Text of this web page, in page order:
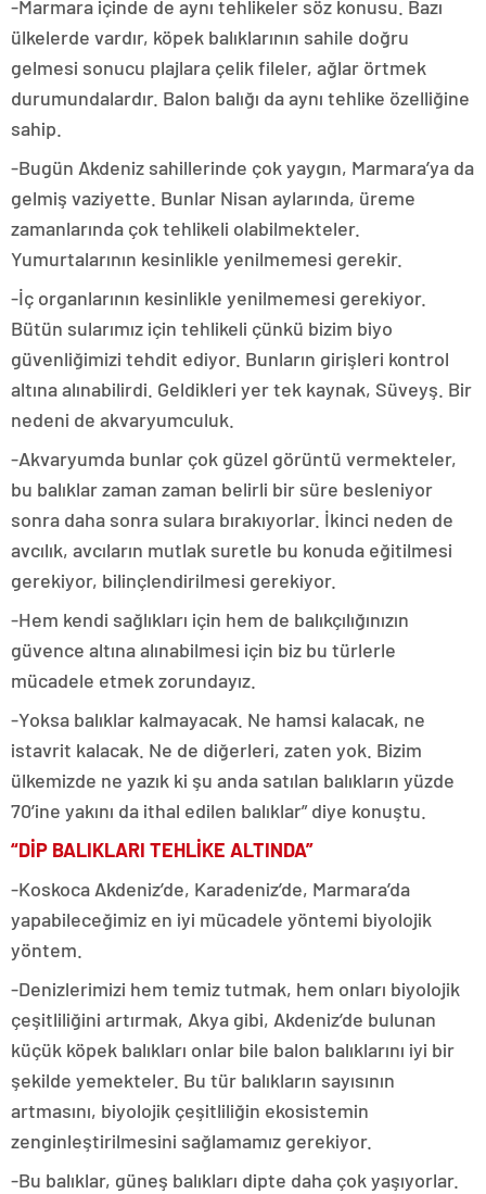
-Marmara içinde de aynı tehlikeler söz konusu. Bazı
ülkelerde vardır, köpek balıklarının sahile doğru
gelmesi sonucu plajlara çelik fileler, ağlar örtmek
durumundalardır. Balon balığı da aynı tehlike özelliğine
sahip.
-Bugün Akdeniz sahillerinde çok yaygın, Marmara’ya da
gelmiş vaziyette. Bunlar Nisan aylarında, üreme
zamanlarında çok tehlikeli olabilmekteler.
Yumurtalarının kesinlikle yenilmemesi gerekir.
-İç organlarının kesinlikle yenilmemesi gerekiyor.
Bütün sularımız için tehlikeli çünkü bizim biyo
güvenliğimizi tehdit ediyor. Bunların girişleri kontrol
altına alınabilirdi. Geldikleri yer tek kaynak, Süveyş. Bir
nedeni de akvaryumculuk.
-Akvaryumda bunlar çok güzel görüntü vermekteler,
bu balıklar zaman zaman belirli bir süre besleniyor
sonra daha sonra sulara bırakıyorlar. İkinci neden de
avcılık, avcıların mutlak suretle bu konuda eğitilmesi
gerekiyor, bilinçlendirilmesi gerekiyor.
-Hem kendi sağlıkları için hem de balıkçılığınızın
güvence altına alınabilmesi için biz bu türlerle
mücadele etmek zorundayız.
-Yoksa balıklar kalmayacak. Ne hamsi kalacak, ne
istavrit kalacak. Ne de diğerleri, zaten yok. Bizim
ülkemizde ne yazık ki şu anda satılan balıkların yüzde
70’ine yakını da ithal edilen balıklar” diye konuştu.
“DİP BALIKLARI TEHLİKE ALTINDA”
-Koskoca Akdeniz’de, Karadeniz’de, Marmara’da
yapabileceğimiz en iyi mücadele yöntemi biyolojik
yöntem.
-Denizlerimizi hem temiz tutmak, hem onları biyolojik
çeşitliliğini artırmak, Akya gibi, Akdeniz’de bulunan
küçük köpek balıkları onlar bile balon balıklarını iyi bir
şekilde yemekteler. Bu tür balıkların sayısının
artmasını, biyolojik çeşitliliğin ekosistemin
zenginleştirilmesini sağlamamız gerekiyor.
-Bu balıklar, güneş balıkları dipte daha çok yaşıyorlar.